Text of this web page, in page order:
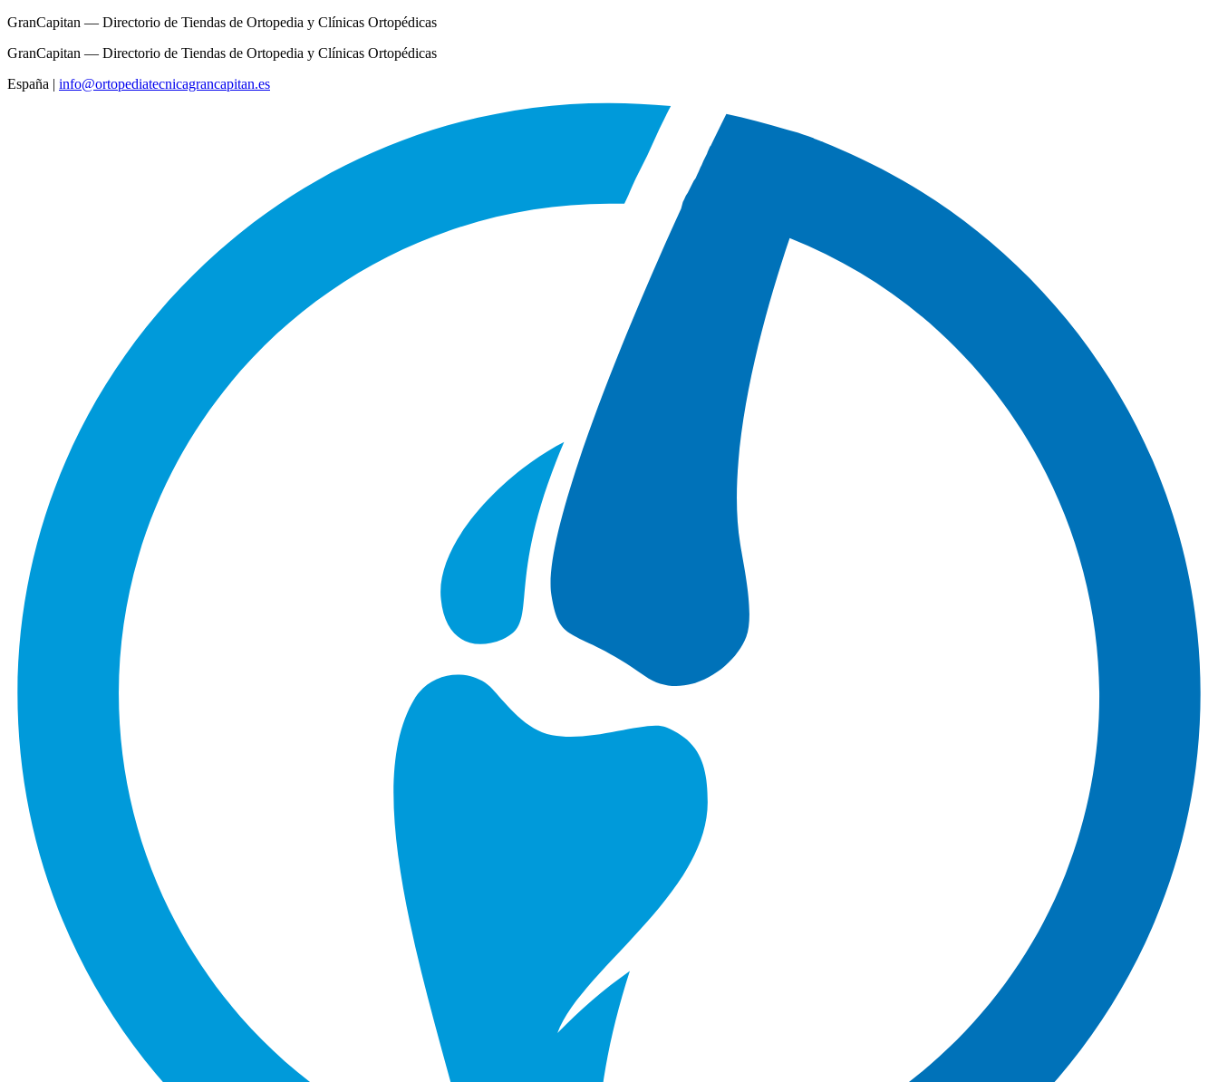
GranCapitan — Directorio de Tiendas de Ortopedia y Clínicas Ortopédicas
GranCapitan — Directorio de Tiendas de Ortopedia y Clínicas Ortopédicas
España | info@ortopediatecnicagrancapitan.es